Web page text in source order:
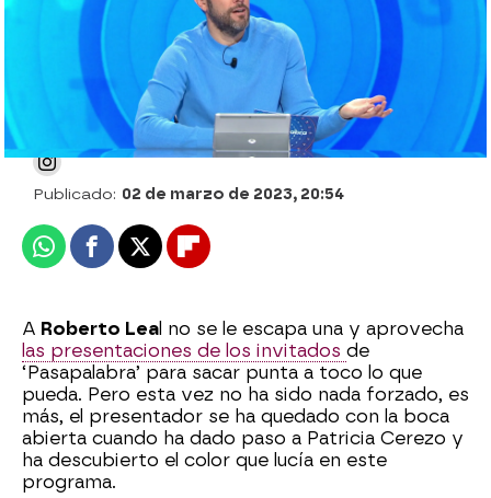
Estefanía Jorge Domínguez
Publicado: 02 de marzo de 2023, 20:54
WhatsappFacebook
X Flipboard
A Roberto Lea l no se le escapa una y aprovecha
las presentaciones de los invitados de
‘Pasapalabra’ para sacar punta a toco lo que
pueda. Pero esta vez no ha sido nada forzado, es
más, el presentador se ha quedado con la boca
abierta cuando ha dado paso a Patricia Cerezo y
ha descubierto el color que lucía en este
programa.